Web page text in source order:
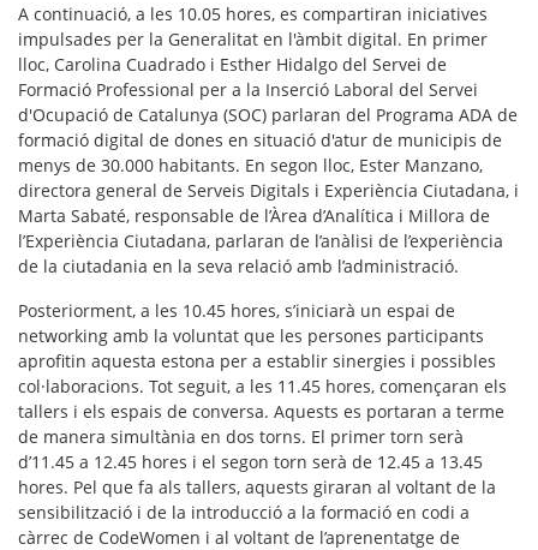
A continuació, a les 10.05 hores, es compartiran iniciatives
impulsades per la Generalitat en l'àmbit digital. En primer
lloc, Carolina Cuadrado i Esther Hidalgo del Servei de
Formació Professional per a la Inserció Laboral del Servei
d'Ocupació de Catalunya (SOC) parlaran del Programa ADA de
formació digital de dones en situació d'atur de municipis de
menys de 30.000 habitants. En segon lloc, Ester Manzano,
directora general de Serveis Digitals i Experiència Ciutadana, i
Marta Sabaté, responsable de l’Àrea d’Analítica i Millora de
l’Experiència Ciutadana, parlaran de l’anàlisi de l’experiència
de la ciutadania en la seva relació amb l’administració.
Posteriorment, a les 10.45 hores, s’iniciarà un espai de
networking amb la voluntat que les persones participants
aprofitin aquesta estona per a establir sinergies i possibles
col·laboracions. Tot seguit, a les 11.45 hores, començaran els
tallers i els espais de conversa. Aquests es portaran a terme
de manera simultània en dos torns. El primer torn serà
d’11.45 a 12.45 hores i el segon torn serà de 12.45 a 13.45
hores. Pel que fa als tallers, aquests giraran al voltant de la
sensibilització i de la introducció a la formació en codi a
càrrec de CodeWomen i al voltant de l’aprenentatge de